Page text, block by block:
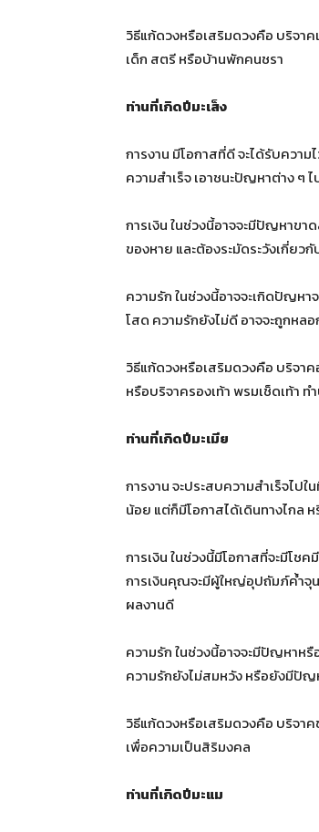
วิธีแก้ดวงหรือเสริมดวงคือ บริจา
เด็ก สตรี หรือบ้านพักคนชรา
ท่านที่เกิดปีมะเส็ง
การงาน มีโอกาสที่ดี จะได้รับความ
ความสำเร็จ เอาชนะปัญหาต่าง ๆ
การเงิน ในช่วงนี้อาจจะมีปัญหาขา
ของหาย และต้องระมัดระวังเกี่ยว
ความรัก ในช่วงนี้อาจจะเกิดปัญห
โสด ความรักยังไม่ดี อาจจะถูกหล
วิธีแก้ดวงหรือเสริมดวงคือ บริจา
หรือบริจาครองเท้า พรมเช็ดเท้า
ท่านที่เกิดปีมะเมีย
การงาน จะประสบความสำเร็จไ
น้อย แต่ก็มีโอกาสได้เดินทางไกล
การเงิน ในช่วงนี้มีโอกาสที่จะมีโช
การเงินคุณจะมีผู้ใหญ่อุปถัมภ์ค้ำจุ
ผลงานดี
ความรัก ในช่วงนี้อาจจะมีปัญหาห
ความรักยังไม่สมหวัง หรือยังมีปั
วิธีแก้ดวงหรือเสริมดวงคือ บริจาค
เพื่อความเป็นสิริมงคล
ท่านที่เกิดปีมะแม